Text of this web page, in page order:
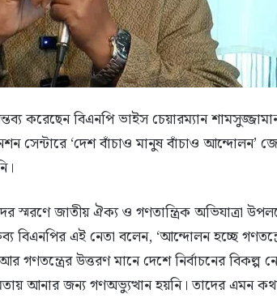
করেছেন বিএনপি ভাইস চেয়ারম্যান
সেন্টারে ‘দেশ বাঁচাও মানুষ বাঁচাও আন্দোলন’
স্মরণে জাতীয় ঐক্য ও গণতান্ত্রিক অভিযাত্রা
এই নেতা বলেন, ‘আন্দোলন হচ্ছে
গণতন্ত্রের উত্তরণ মানে দেশে নির্বাচনের
জন্য গণঅভ্যুত্থান হয়নি। তাদের এমন কথায়